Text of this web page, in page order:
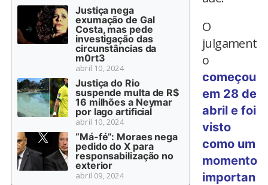
Justiça nega
exumação de Gal
Costa, mas pede
investigação das
circunstâncias da
m0rt3
abril 10, 2024
Justiça do Rio
suspende multa de R$
16 milhões a Neymar
por lago artificial
abril 10, 2024
“Má-fé”: Moraes nega
pedido do X para
responsabilização no
exterior
abril 09, 2024
O
julgament
o
começou
em 28 de
abril e foi
visto
como um
momento
importan